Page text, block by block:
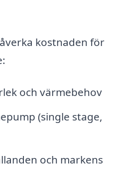
kostnaden för
och värmebehov
(single stage,
och markens